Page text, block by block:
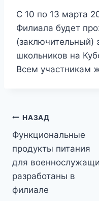
C 10 по 13 марта
Филиала будет
(заключительный)
школьников на
Всем участникам
Навигация
по
записям
НАЗАД
Функциональные
продукты питания
для
разработаны в
филиале